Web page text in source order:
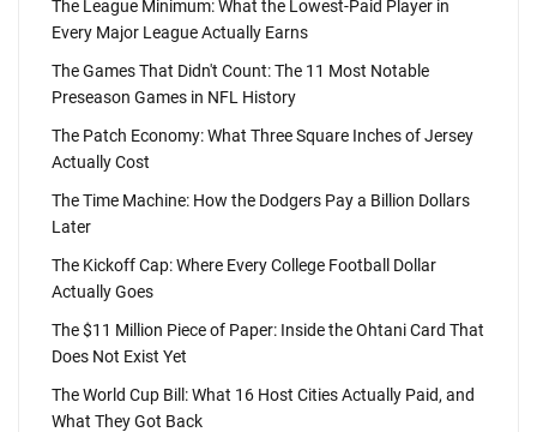
The League Minimum: What the Lowest-Paid Player in
Every Major League Actually Earns
The Games That Didn't Count: The 11 Most Notable
Preseason Games in NFL History
The Patch Economy: What Three Square Inches of Jersey
Actually Cost
The Time Machine: How the Dodgers Pay a Billion Dollars
Later
The Kickoff Cap: Where Every College Football Dollar
Actually Goes
The $11 Million Piece of Paper: Inside the Ohtani Card That
Does Not Exist Yet
The World Cup Bill: What 16 Host Cities Actually Paid, and
What They Got Back